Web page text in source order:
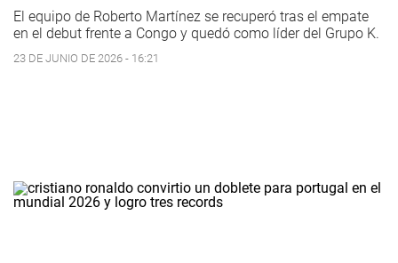
El equipo de Roberto Martínez se recuperó tras el empate
en el debut frente a Congo y quedó como líder del Grupo K.
23 DE JUNIO DE 2026 - 16:21